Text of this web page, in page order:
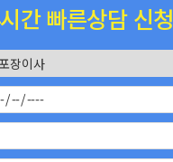
간 빠른상담 신청